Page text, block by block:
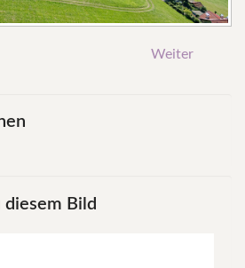
Weiter
diesem Bild